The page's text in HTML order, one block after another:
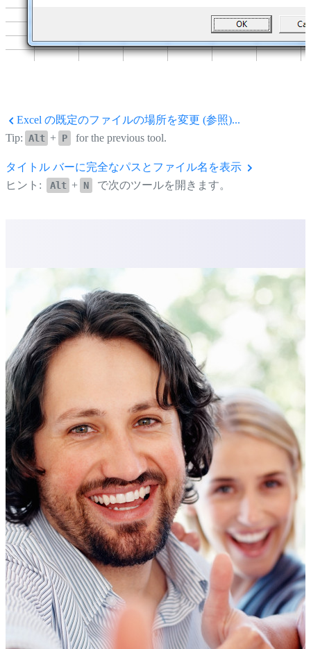
Excel の既定のファイルの場所を変更 (参照)...
Tip: Alt + P for the previous tool.
タイトル バーに完全なパスとファイル名を表示
ヒント:
Alt + N で次のツールを開きます。